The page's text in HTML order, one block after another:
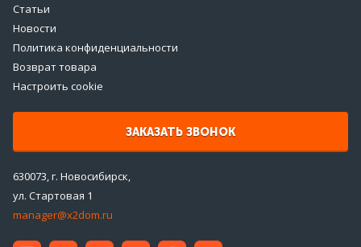
Статьи
Новости
Политика конфиденциальности
Возврат товара
Настроить cookie
ЗАКАЗАТЬ ЗВОНОК
630073, г. Новосибирск,
ул. Стартовая 1
manager@x2dom.ru